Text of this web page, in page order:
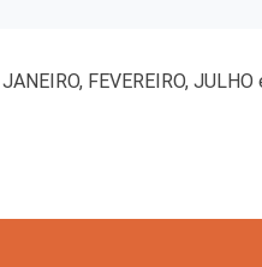
FEVEREIRO, JULHO